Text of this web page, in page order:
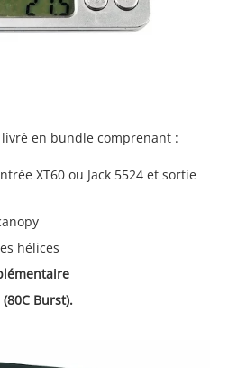
livré en bundle comprenant :
XT60 ou Jack 5524 et sortie
hélices
Burst).